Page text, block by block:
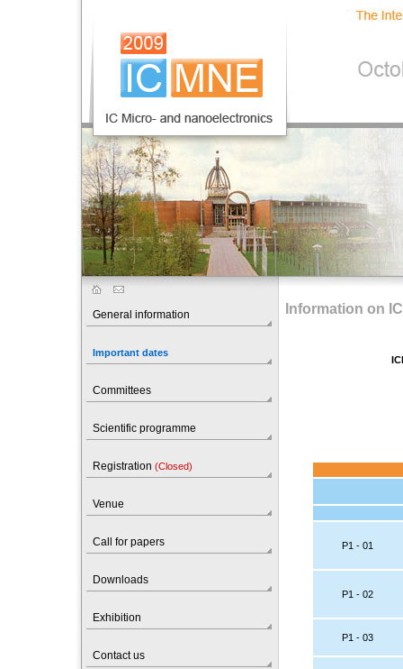
General information
Important dates
Committees
Scientific programme
Registration (Closed)
Venue
Call for papers
Downloads
Exhibition
Contact us
Information on
P1 - 01
P1 - 02
P1 - 03